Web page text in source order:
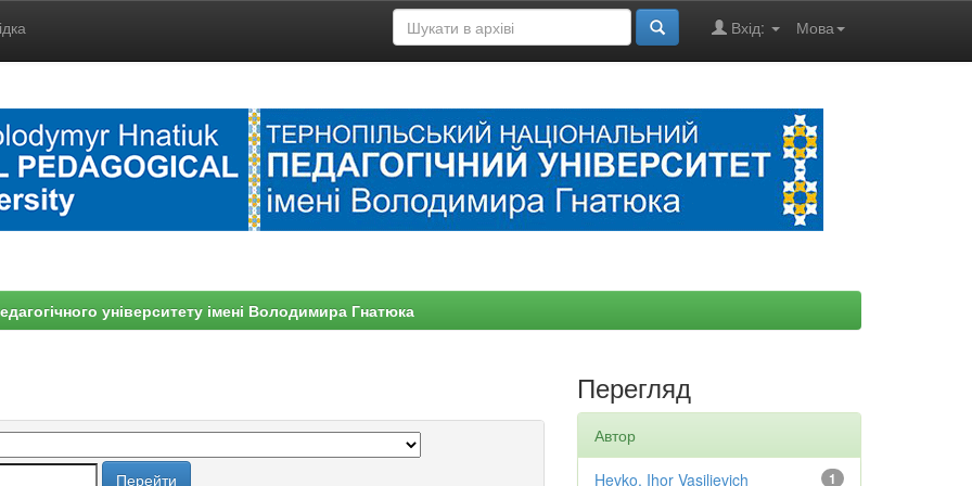
Мова
Вхід:
університету імені Володимира Гнатюка
Перегляд
Автор
1
Hevko, Ihor Vasilievich